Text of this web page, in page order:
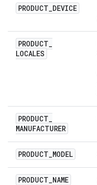
PRODUCT_DEVICE
PRODUCT_
LOCALES
PRODUCT_
MANUFACTURER
PRODUCT_MODEL
PRODUCT_NAME